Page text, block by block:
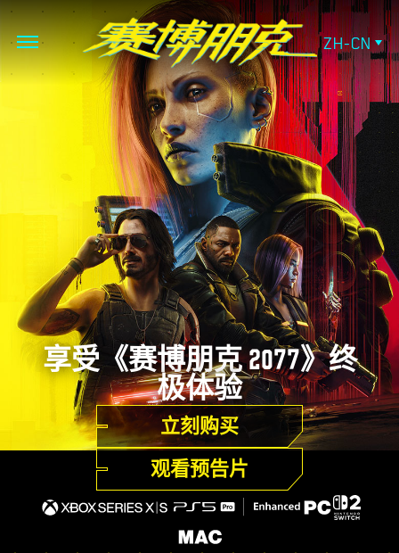
ZH-CN
享受《赛博朋克 2077》终
极体验
立刻购买
观看预告片